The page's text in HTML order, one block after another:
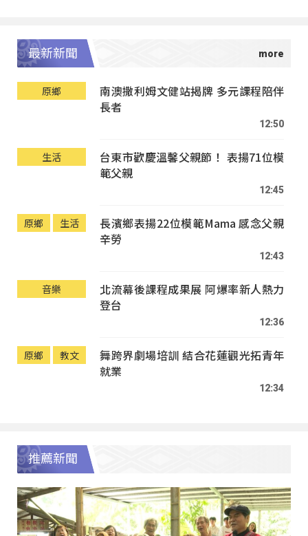
最新新聞
原鄉
南澳撒利姆文健站揭牌 多元課程陪伴
長者
12:50
生活
台東市歡慶溫馨父親節！ 表揚71位模
範父親
12:45
原鄉 生活
長濱鄉表揚22位模範Mama 感念父親
辛勞
12:43
音樂
北流幕後課程成果展 阿爆率新人熱力
登台
12:36
原鄉 教文
舞跨界劇場培訓 結合花蓮觀光拓青年
就業
12:34
推薦新聞